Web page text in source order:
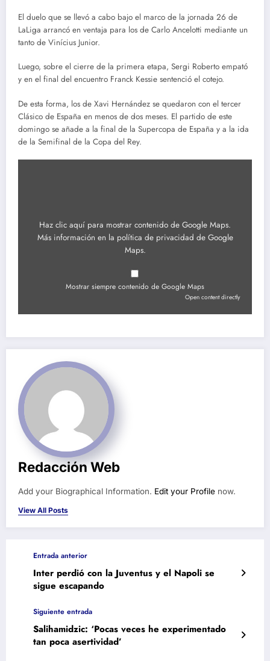
El duelo que se llevó a cabo bajo el marco de la jornada 26 de
LaLiga arrancó en ventaja para los de Carlo Ancelotti mediante un
tanto de Vinícius Junior.
Luego, sobre el cierre de la primera etapa, Sergi Roberto empató
y en el final del encuentro Franck Kessie sentenció el cotejo.
De esta forma, los de Xavi Hernández se quedaron con el tercer
Clásico de España en menos de dos meses. El partido de este
domingo se añade a la final de la Supercopa de España y a la ida
de la Semifinal de la Copa del Rey.
Mostrar
Haz clic aquí para mostrar contenido de Google Maps.
Más información en la política de privacidad de Google
Maps.
Mostrar siempre contenido de Google Maps
Open content directly
Redacción Web
Add your Biographical Information. Edit your Profile now.
View All Posts
Entrada anterior
Inter perdió con la Juventus y el Napoli se
sigue escapando
Siguiente entrada
Salihamidzic: ‘Pocas veces he experimentado
tan poca asertividad’